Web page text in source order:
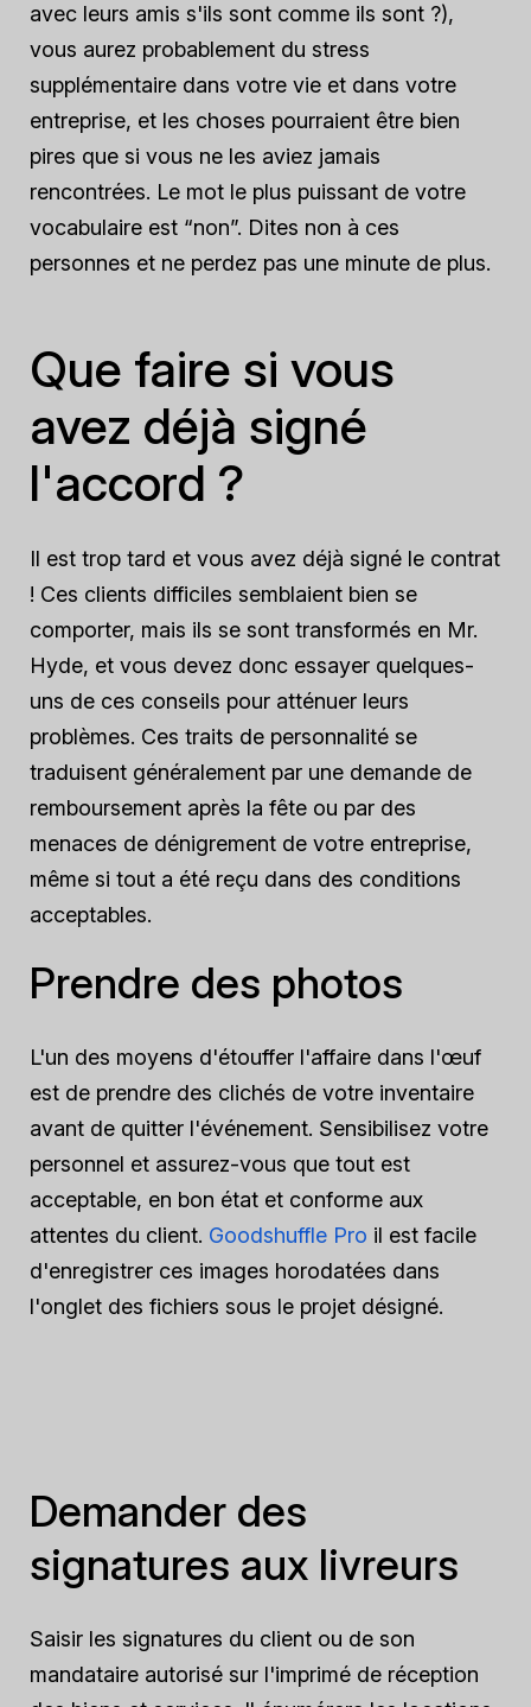
avec leurs amis s'ils sont comme ils sont ?),
vous aurez probablement du stress
supplémentaire dans votre vie et dans votre
entreprise, et les choses pourraient être bien
pires que si vous ne les aviez jamais
rencontrées. Le mot le plus puissant de votre
vocabulaire est “non”. Dites non à ces
personnes et ne perdez pas une minute de plus.
Que faire si vous
avez déjà signé
l'accord ?
Il est trop tard et vous avez déjà signé le contrat
! Ces clients difficiles semblaient bien se
comporter, mais ils se sont transformés en Mr.
Hyde, et vous devez donc essayer quelques-
uns de ces conseils pour atténuer leurs
problèmes. Ces traits de personnalité se
traduisent généralement par une demande de
remboursement après la fête ou par des
menaces de dénigrement de votre entreprise,
même si tout a été reçu dans des conditions
acceptables.
Prendre des photos
L'un des moyens d'étouffer l'affaire dans l'œuf
est de prendre des clichés de votre inventaire
avant de quitter l'événement. Sensibilisez votre
personnel et assurez-vous que tout est
acceptable, en bon état et conforme aux
attentes du client. Goodshuffle Pro il est facile
d'enregistrer ces images horodatées dans
l'onglet des fichiers sous le projet désigné.
Demander des
signatures aux livreurs
Saisir les signatures du client ou de son
mandataire autorisé sur l'imprimé de réception